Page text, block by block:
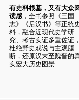
有史料根基，又有大众
读感 ，全书参照《三国
志》《后汉书》等正统
料，融合近现代史学研
究、考古实证多重佐证
杜绝野史戏说与主观臆
断，还原汉末至魏晋的
实宏大历史图景...